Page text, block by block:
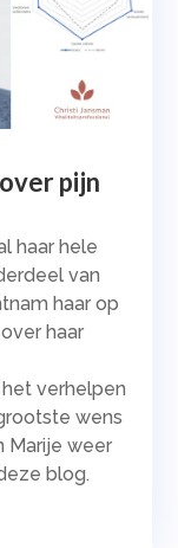
pijn
haar hele
van
haar op
haar
verhelpen
wens
Marije weer
blog.